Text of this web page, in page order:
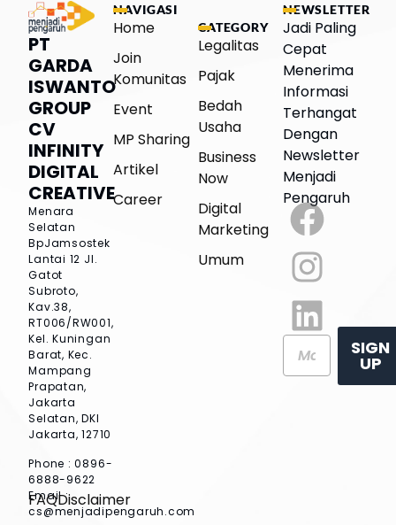
PT
GARDA
ISWANTO
GROUP
CV
INFINITY
DIGITAL
CREATIVE
Menara
Selatan
BpJamsostek
Lantai 12 Jl.
Gatot
Subroto,
Kav.38,
RT006/RW001,
Kel. Kuningan
Barat, Kec.
Mampang
Prapatan,
Jakarta
Selatan, DKI
Jakarta, 12710
Phone : 0896-
6888-9622
Email :
cs@menjadipengaruh.com
NAVIGASI
Home
Join
Komunitas
Event
MP Sharing
Artikel
Career
CATEGORY
Legalitas
Pajak
Bedah
Usaha
Business
Now
Digital
Marketing
Umum
NEWSLETTER
Jadi Paling
Cepat
Menerima
Informasi
Terhangat
Dengan
Newsletter
Menjadi
Pengaruh
SIGN
UP
FAQDisclaimer